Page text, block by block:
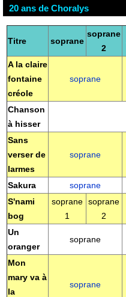
20 ans de Choralys
Titre soprane
soprane
2
A la claire
fontaine
créole
soprane
Chanson
à hisser
Sans
verser de
larmes
soprane
Sakura soprane
S'nami
bog
soprane
1
soprane
2
Un
oranger
soprane
Mon
mary va à
la
soprane